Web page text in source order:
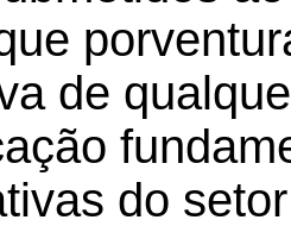
de
do